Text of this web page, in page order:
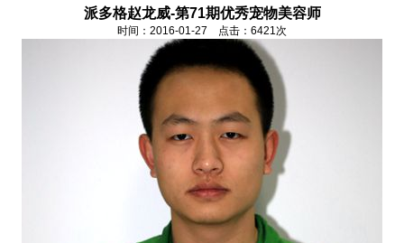
派多格赵龙威-第71期优秀宠物美容师
时间：2016-01-27 点击：6421次